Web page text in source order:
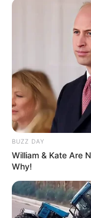
BUZZ DAY
William & Kate Are
Why!